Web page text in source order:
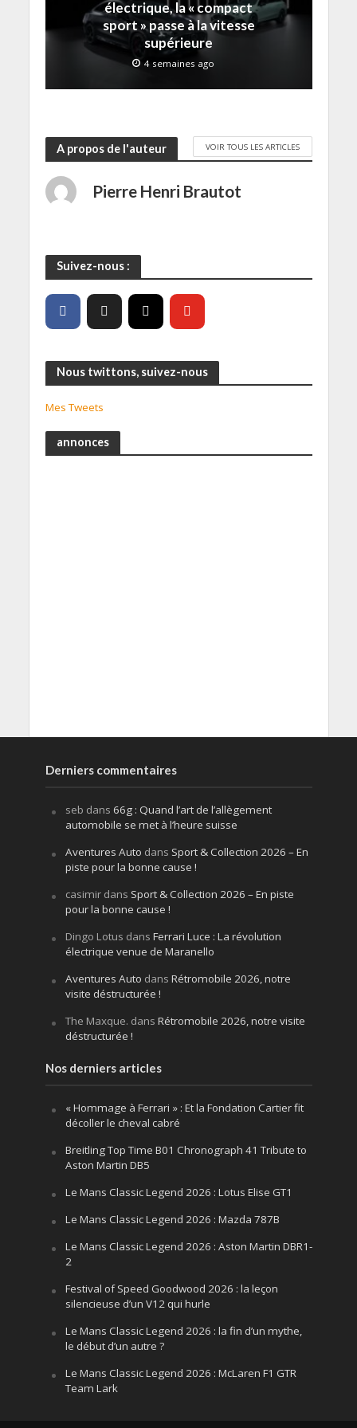
électrique, la « compact
sport » passe à la vitesse
supérieure
4 semaines ago
A propos de l'auteur VOIR TOUS LES ARTICLES
Pierre Henri Brautot
Suivez-nous :
Nous twittons, suivez-nous
Mes Tweets
annonces
Derniers commentaires
seb dans 66g : Quand l’art de l’allègement
automobile se met à l’heure suisse
Aventures Auto dans Sport & Collection 2026 – En
piste pour la bonne cause !
casimirdans Sport & Collection 2026 – En piste
pour la bonne cause !
Dingo Lotus dans Ferrari Luce : La révolution
électrique venue de Maranello
Aventures Auto dans Rétromobile 2026, notre
visite déstructurée !
The Maxque. dans Rétromobile 2026, notre visite
déstructurée !
Nos derniers articles
« Hommage à Ferrari » : Et la Fondation Cartier fit
décoller le cheval cabré
Breitling Top Time B01 Chronograph 41 Tribute to
Aston Martin DB5
Le Mans Classic Legend 2026 : Lotus Elise GT1
Le Mans Classic Legend 2026 : Mazda 787B
Le Mans Classic Legend 2026 : Aston Martin DBR1-
2
Festival of Speed Goodwood 2026 : la leçon
silencieuse d’un V12 qui hurle
Le Mans Classic Legend 2026 : la fin d’un mythe,
le début d’un autre ?
Le Mans Classic Legend 2026 : McLaren F1 GTR
Team Lark